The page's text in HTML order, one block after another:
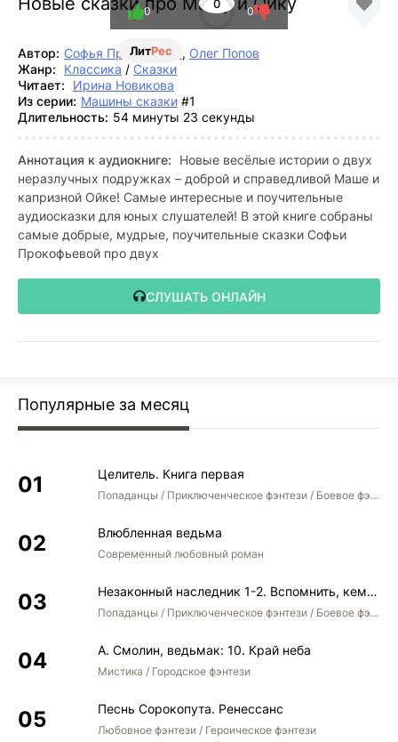
ЛитРес
0
0 0
Автор: Софья Прокофьева , Олег Попов
Жанр:
Классика / Сказки
Читает:
Ирина Новикова
Из серии: Машины сказки #1
Длительность: 54 минуты 23 секунды
Аннотация к аудиокниге:
Новые весёлые истории о двух
неразлучных подружках – доброй и справедливой Маше и
капризной Ойке! Самые интересные и поучительные
аудиосказки для юных слушателей! В этой книге собраны
самые добрые, мудрые, поучительные сказки Софьи
Прокофьевой про двух
СЛУШАТЬ ОНЛАЙН
Популярные за месяц
Целитель. Книга первая
Попаданцы / Приключенческое фэнтези / Боевое фэнтези
Влюбленная ведьма
Современный любовный роман
Незаконный наследник 1-2. Вспомнить, кем был. Стать собой. Остаться собой
Попаданцы / Приключенческое фэнтези / Боевое фэнтези / Юмористическое фэнтези
А. Смолин, ведьмак: 10. Край неба
Мистика / Городское фэнтези
Песнь Сорокопута. Ренессанс
Любовное фэнтези / Героическое фэнтези